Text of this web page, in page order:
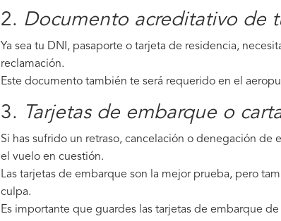
2. Documento acreditativo de
Ya sea tu DNI, pasaporte o tarjeta de residencia,
reclamación.
Este documento también te será requerido en el
3. Tarjetas de embarque o
Si has sufrido un retraso, cancelación o denegación
el vuelo en cuestión.
Las tarjetas de embarque son la mejor prueba, pero
culpa.
Es importante que guardes las tarjetas de embarque